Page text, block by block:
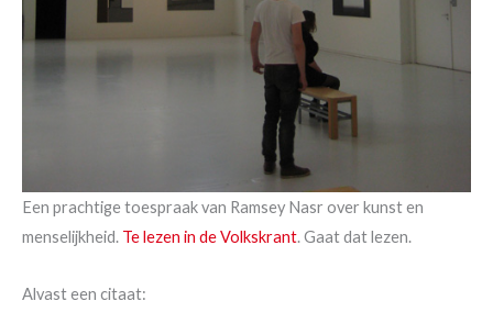
Een prachtige toespraak van Ramsey Nasr over kunst en
menselijkheid. Te lezen in de Volkskrant. Gaat dat lezen.
Alvast een citaat: